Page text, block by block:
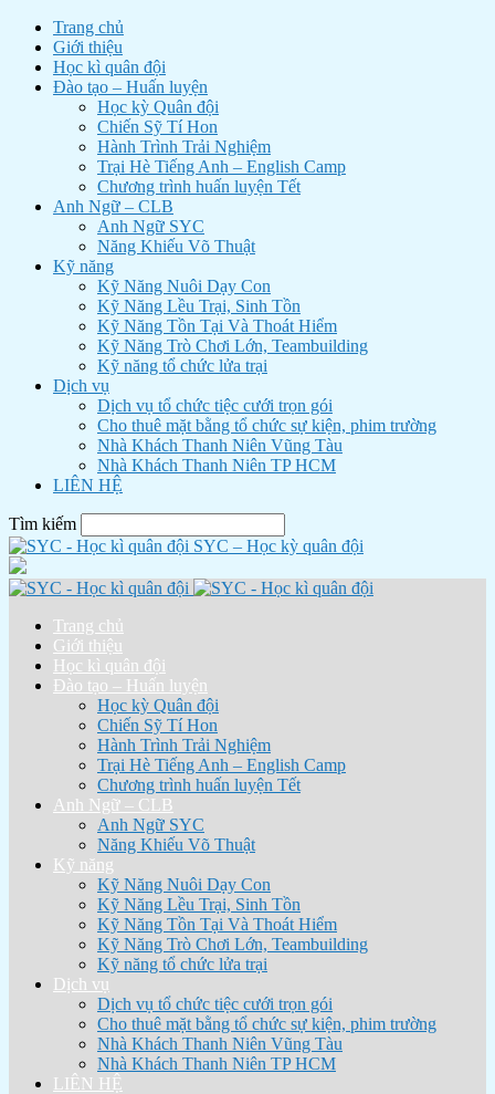
Trang chủ
Giới thiệu
Học kì quân đội
Đào tạo – Huấn luyện
Học kỳ Quân đội
Chiến Sỹ Tí Hon
Hành Trình Trải Nghiệm
Trại Hè Tiếng Anh – English Camp
Chương trình huấn luyện Tết
Anh Ngữ – CLB
Anh Ngữ SYC
Năng Khiếu Võ Thuật
Kỹ năng
Kỹ Năng Nuôi Dạy Con
Kỹ Năng Lều Trại, Sinh Tồn
Kỹ Năng Tồn Tại Và Thoát Hiểm
Kỹ Năng Trò Chơi Lớn, Teambuilding
Kỹ năng tổ chức lửa trại
Dịch vụ
Dịch vụ tổ chức tiệc cưới trọn gói
Cho thuê mặt bằng tổ chức sự kiện, phim trường
Nhà Khách Thanh Niên Vũng Tàu
Nhà Khách Thanh Niên TP HCM
LIÊN HỆ
Tìm kiếm
SYC – Học kỳ quân đội
Trang chủ
Giới thiệu
Học kì quân đội
Đào tạo – Huấn luyện
Học kỳ Quân đội
Chiến Sỹ Tí Hon
Hành Trình Trải Nghiệm
Trại Hè Tiếng Anh – English Camp
Chương trình huấn luyện Tết
Anh Ngữ – CLB
Anh Ngữ SYC
Năng Khiếu Võ Thuật
Kỹ năng
Kỹ Năng Nuôi Dạy Con
Kỹ Năng Lều Trại, Sinh Tồn
Kỹ Năng Tồn Tại Và Thoát Hiểm
Kỹ Năng Trò Chơi Lớn, Teambuilding
Kỹ năng tổ chức lửa trại
Dịch vụ
Dịch vụ tổ chức tiệc cưới trọn gói
Cho thuê mặt bằng tổ chức sự kiện, phim trường
Nhà Khách Thanh Niên Vũng Tàu
Nhà Khách Thanh Niên TP HCM
LIÊN HỆ